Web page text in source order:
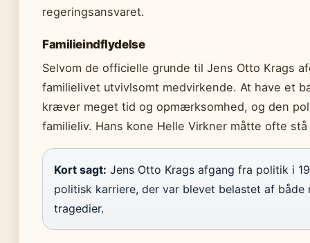
regeringsansvaret.
Familieindflydelse
Selvom de officielle grunde til Jens Otto Krags
familielivet utvivlsomt medvirkende. At have et
kræver meget tid og opmærksomhed, og den
familieliv. Hans kone Helle Virkner måtte ofte
Kort sagt: Jens Otto Krags afgang fra politik i
politisk karriere, der var blevet belastet af
tragedier.